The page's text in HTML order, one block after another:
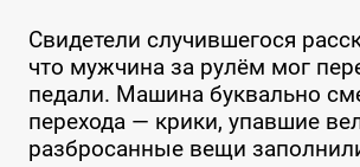
Свидетели случившегося
что мужчина за рулём мог
педали. Машина буквально
перехода — крики, упавшие
разбросанные вещи